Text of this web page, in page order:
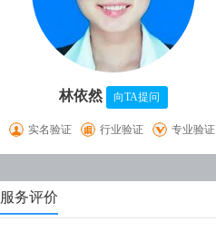
林依然 向TA提问
实名验证 行业验证 专业验证
服务评价